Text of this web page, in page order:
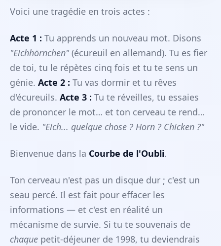
Voici une tragédie en trois actes :
Acte 1 : Tu apprends un nouveau mot. Disons
"Eichhörnchen"(écureuil en allemand). Tu es fier
de toi, tu le répètes cinq fois et tu te sens un
génie. Acte 2 : Tu vas dormir et tu rêves
d'écureuils. Acte 3 : Tu te réveilles, tu essaies
de prononcer le mot… et ton cerveau te rend…
le vide. "Eich... quelque chose ? Horn ? Chicken ?"
Bienvenue dans la Courbe de l'Oubli.
Ton cerveau n'est pas un disque dur ; c'est un
seau percé. Il est fait pour effacer les
informations — et c'est en réalité un
mécanisme de survie. Si tu te souvenais de
chaque petit-déjeuner de 1998, tu deviendrais